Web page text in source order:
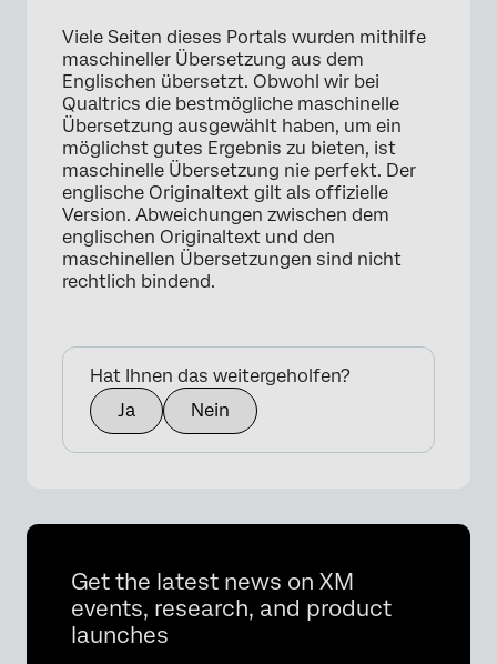
×
Viele Seiten dieses Portals wurden mithilfe
maschineller Übersetzung aus dem
Englischen übersetzt. Obwohl wir bei
Qualtrics die bestmögliche maschinelle
Übersetzung ausgewählt haben, um ein
möglichst gutes Ergebnis zu bieten, ist
maschinelle Übersetzung nie perfekt. Der
englische Originaltext gilt als offizielle
Version. Abweichungen zwischen dem
englischen Originaltext und den
maschinellen Übersetzungen sind nicht
rechtlich bindend.
Hat Ihnen das weitergeholfen?
Ja
Nein
Get the latest news on XM
events, research, and product
launches